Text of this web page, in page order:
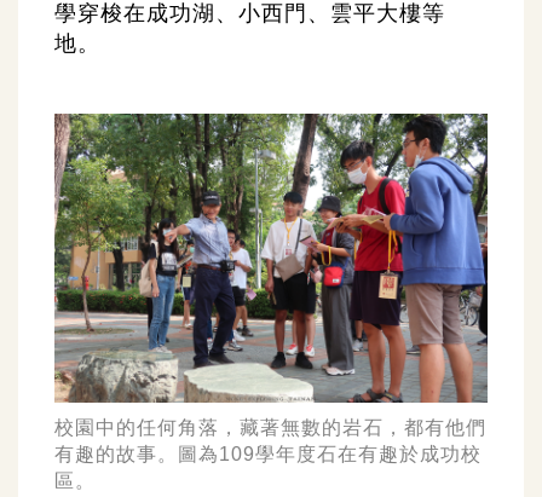
學穿梭在成功湖、小西門、雲平大樓等
地。
校園中的任何角落，藏著無數的岩石，都有他們
有趣的故事。圖為109學年度石在有趣於成功校
區。